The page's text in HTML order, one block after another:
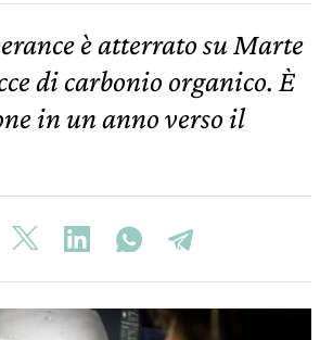
è atterrato su Marte
di carbonio organico. È
in un anno verso il